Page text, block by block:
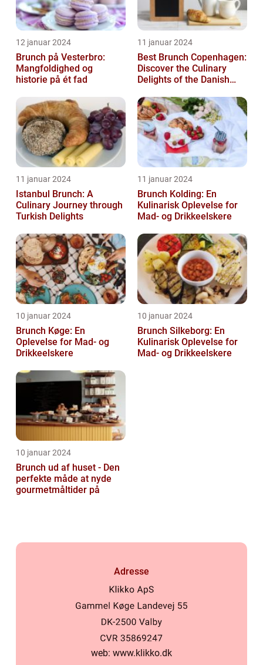
12 januar 2024
Brunch på Vesterbro:
Mangfoldighed og
historie på ét fad
11 januar 2024
Best Brunch Copenhagen:
Discover the Culinary
Delights of the Danish
11 januar 2024
Istanbul Brunch: A
Culinary Journey through
Turkish Delights
11 januar 2024
Brunch Kolding: En
Kulinarisk Oplevelse for
Mad- og Drikkeelskere
10 januar 2024
Brunch Køge: En
Oplevelse for Mad- og
Drikkeelskere
10 januar 2024
Brunch Silkeborg: En
Kulinarisk Oplevelse for
Mad- og Drikkeelskere
10 januar 2024
Brunch ud af huset - Den
perfekte måde at nyde
gourmetmåltider på
Adresse
web: www.klikko.dk